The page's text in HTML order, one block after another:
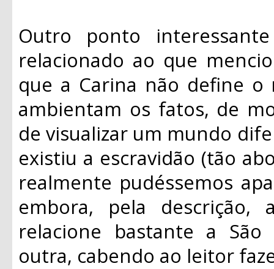
Outro ponto
relacionado ao que
que a Carina não define o
ambientam os fatos, de
de visualizar um mundo
existiu a escravidão (tão
realmente pudéssemos
embora, pela descrição,
relacione bastante a
outra, cabendo ao leitor